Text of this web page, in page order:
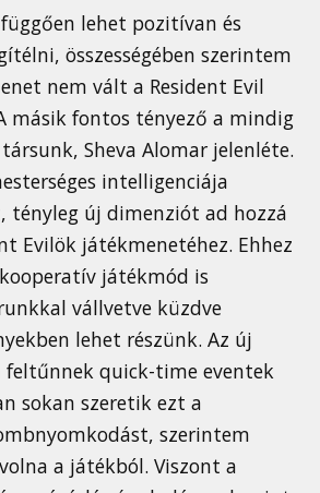
lehet pozitívan és
összességében szerintem
nem vált a Resident Evil
másik fontos tényező a mindig
Sheva Alomar jelenléte.
intelligenciája
tényleg új dimenziót ad hozzá
Evilök játékmenetéhez. Ehhez
játékmód is
vállvetve küzdve
lehet részünk. Az új
feltűnnek quick-time eventek
sokan szeretik ezt a
szerintem
a játékból. Viszont a